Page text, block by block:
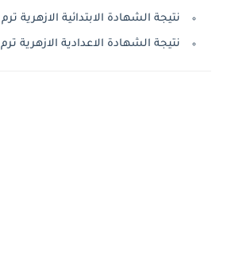
نتيجة الشهادة الابتدائية الازهرية ترم اول
نتيجة الشهادة الاعدادية الازهرية ترم اول